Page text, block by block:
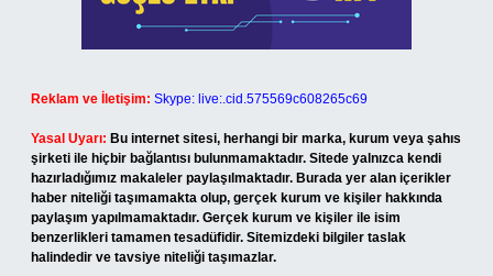
Reklam ve İletişim: Skype: live:.cid.575569c608265c69
Yasal Uyarı: Bu internet sitesi, herhangi bir marka, kurum veya şahıs
şirketi ile hiçbir bağlantısı bulunmamaktadır. Sitede yalnızca kendi
hazırladığımız makaleler paylaşılmaktadır. Burada yer alan içerikler
haber niteliği taşımamakta olup, gerçek kurum ve kişiler hakkında
paylaşım yapılmamaktadır. Gerçek kurum ve kişiler ile isim
benzerlikleri tamamen tesadüfidir. Sitemizdeki bilgiler taslak
halindedir ve tavsiye niteliği taşımazlar.